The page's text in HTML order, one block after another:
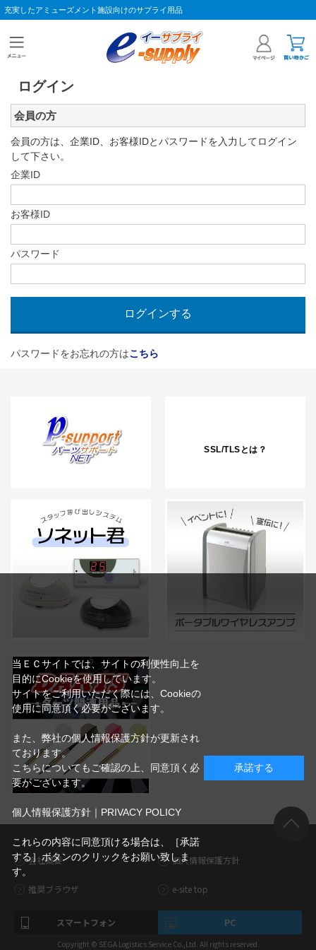
充実したアミューズメント施設向けのサプライ用品
ログイン
会員の方
会員の方は、企業ID、お客様IDとパスワードを入力してログイン
して下さい。
企業ID
お客様ID
パスワード
パスワードをお忘れの方はこちら
SSL/TLSとは？
会社概要 個人情報保護方針
推奨ブラウザ e-site top
スマートフォン PC
Copyright © SEGA Logistics Service Co.,Ltd. All rights reserved.
当ＥＣサイトでは、サイトの利便性向上を
目的にCookieを使用しています。
サイトをご利用いただく際には、Cookieの
使用に同意頂く必要がございます。
また、弊社の個人情報保護方針が更新され
ております。
こちらについてもご確認の上、同意頂く必
要がございます。
個人情報保護方針｜PRIVACY POLICY
これらの内容に同意頂ける場合は、［承諾
する］ボタンのクリックをお願い致しま
す。
承諾する